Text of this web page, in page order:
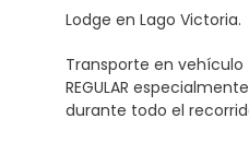
Lodge en Lago Victoria.
Transporte en vehículo
REGULAR
durante todo el